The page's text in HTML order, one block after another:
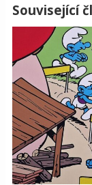
Související